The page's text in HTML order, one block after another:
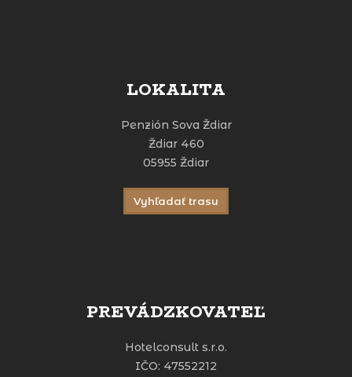
LOKALITA
Penzión Sova Ždiar
Ždiar 460
05955 Ždiar
Vyhľadať trasu
PREVÁDZKOVATEĽ
Hotelconsult s.r.o.
IČO: 47552212